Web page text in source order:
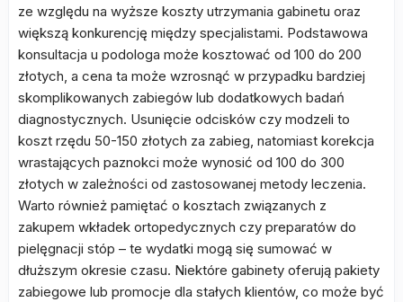
ze względu na wyższe koszty utrzymania gabinetu oraz
większą konkurencję między specjalistami. Podstawowa
konsultacja u podologa może kosztować od 100 do 200
złotych, a cena ta może wzrosnąć w przypadku bardziej
skomplikowanych zabiegów lub dodatkowych badań
diagnostycznych. Usunięcie odcisków czy modzeli to
koszt rzędu 50-150 złotych za zabieg, natomiast korekcja
wrastających paznokci może wynosić od 100 do 300
złotych w zależności od zastosowanej metody leczenia.
Warto również pamiętać o kosztach związanych z
zakupem wkładek ortopedycznych czy preparatów do
pielęgnacji stóp – te wydatki mogą się sumować w
dłuższym okresie czasu. Niektóre gabinety oferują pakiety
zabiegowe lub promocje dla stałych klientów, co może być